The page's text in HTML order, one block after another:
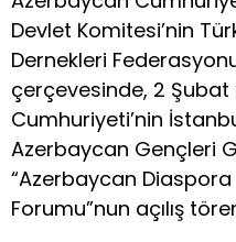
Devlet Komitesi’nin
Dernekleri
çerçevesinde, 2
Cumhuriyeti’nin
Azerbaycan Gençleri
“Azerbaycan
Forumu”nun açılış